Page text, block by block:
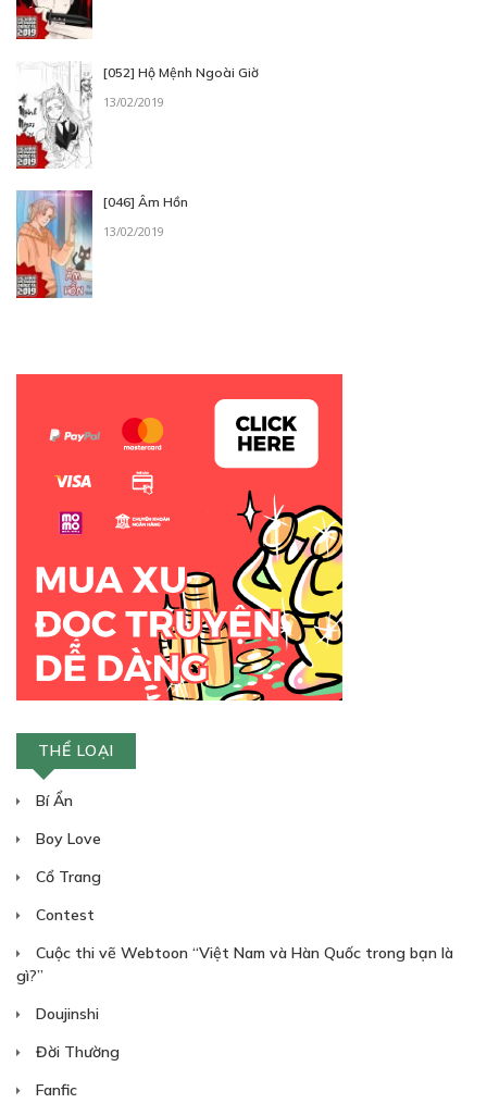
[052] Hộ Mệnh Ngoài Giờ
13/02/2019
[046] Âm Hồn
13/02/2019
THỂ LOẠI
Bí Ẩn
Boy Love
Cổ Trang
Contest
Cuộc thi vẽ Webtoon “Việt Nam và Hàn Quốc trong bạn là
gì?”
Doujinshi
Đời Thường
Fanfic